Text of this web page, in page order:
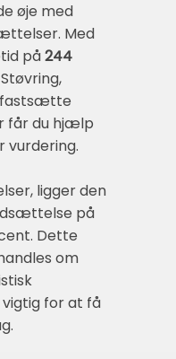
øje med
Med
på244
får du hjælp
vurdering.
ligger den
på
Dette
om
for at få